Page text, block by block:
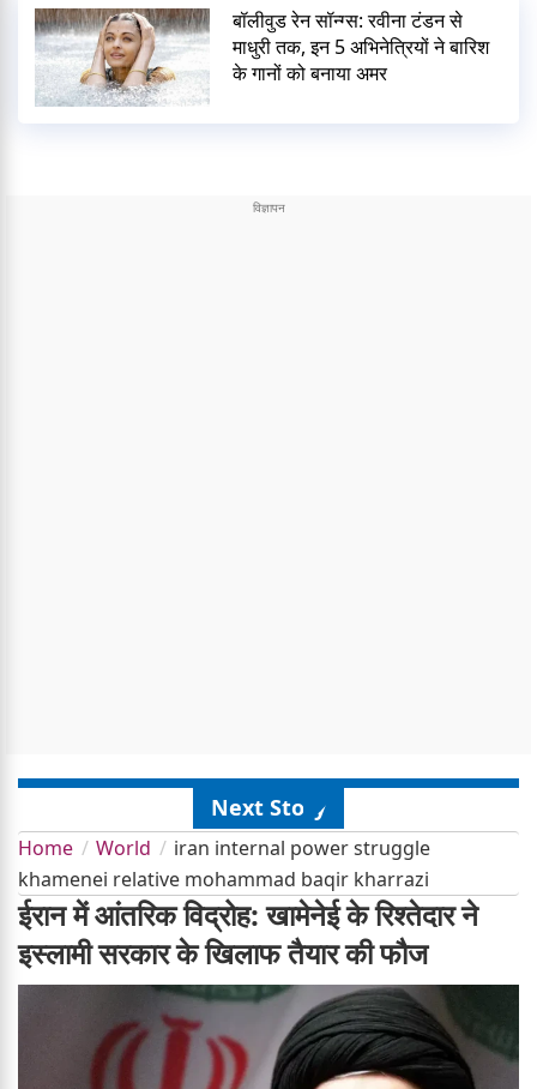
बॉलीवुड रेन सॉन्ग्स: रवीना टंडन से
माधुरी तक, इन 5 अभिनेत्रियों ने बारिश
के गानों को बनाया अमर
Next Story
Home World
iran internal power struggle
khamenei relative mohammad baqir kharrazi
ईरान में आंतरिक विद्रोह: खामेनेई के रिश्तेदार ने
इस्लामी सरकार के खिलाफ तैयार की फौज